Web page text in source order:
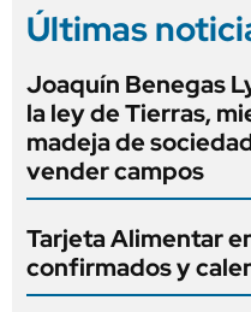
Últimas
Joaquín Benegas
la ley de Tierras,
madeja de
vender campos
Tarjeta Alimentar
confirmados y